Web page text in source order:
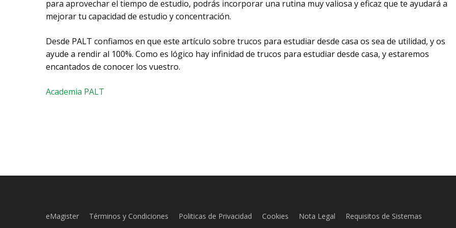
para aprovechar el tiempo de estudio, podrás incorporar una rutina muy valiosa y eficaz que te ayudará a
mejorar tu capacidad de estudio y concentración.
Desde PALT confiamos en que este artículo sobre trucos para estudiar desde casa os sea de utilidad, y os
ayude a rendir al 100%. Como es lógico hay infinidad de trucos para estudiar desde casa, y estaremos
encantados de conocer los vuestro.
Academia PALT
eMagister Términos y Condiciones Politicas de Privacidad Cookies Nota Legal Requisitos de Sistemas